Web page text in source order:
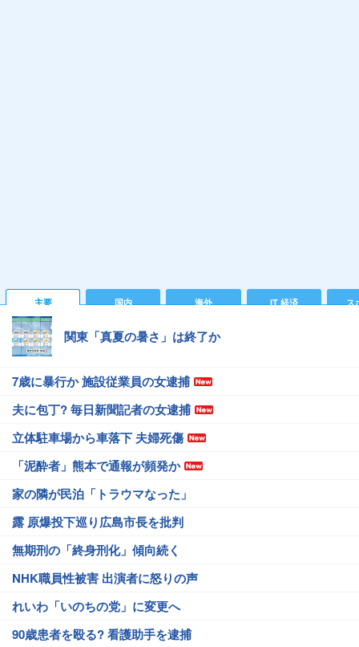
主要 国内 海外 IT 経済 ス
関東「真夏の暑さ」は終了か
7歳に暴行か 施設従業員の女逮捕
夫に包丁? 毎日新聞記者の女逮捕
立体駐車場から車落下 夫婦死傷
「泥酔者」熊本で通報が頻発か
家の隣が民泊「トラウマなった」
露 原爆投下巡り広島市長を批判
無期刑の「終身刑化」傾向続く
NHK職員性被害 出演者に怒りの声
れいわ「いのちの党」に変更へ
90歳患者を殴る? 看護助手を逮捕